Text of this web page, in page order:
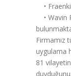
•
• Wavin
Firmamız
uygulama
81